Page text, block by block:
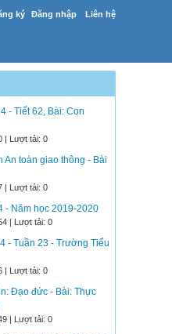
ký Đăng nhập Liên hệ
- Tiết 62, Bài: Con
| Lượt tải: 0
An toàn giao thông - Bài
| Lượt tải: 0
- Năm học 2019-2020
| Lượt tải: 0
- Tuần 23 - Trường Tiểu
| Lượt tải: 0
Đạo đức - Bài: Thực
| Lượt tải: 0